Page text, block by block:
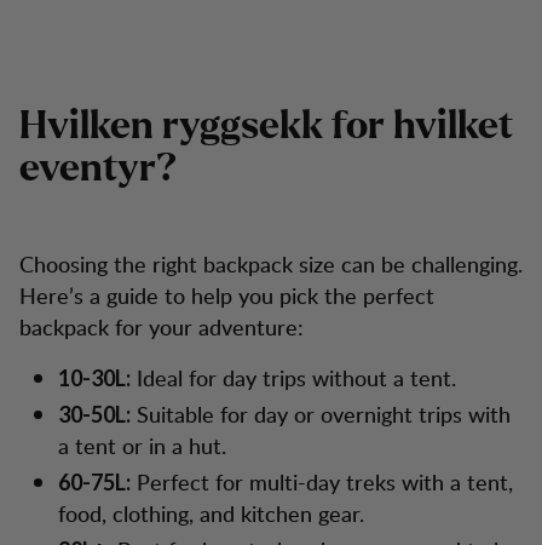
Hvilken ryggsekk for hvilket
eventyr?
Choosing the right backpack size can be challenging.
Here’s a guide to help you pick the perfect
backpack for your adventure:
10-30L: Ideal for day trips without a tent.
30-50L: Suitable for day or overnight trips with
a tent or in a hut.
60-75L: Perfect for multi-day treks with a tent,
food, clothing, and kitchen gear.